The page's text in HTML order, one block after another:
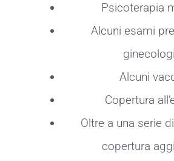
Psicoterapia
Alcuni esami
Alcuni
Copertura
Oltre a una serie
copertura